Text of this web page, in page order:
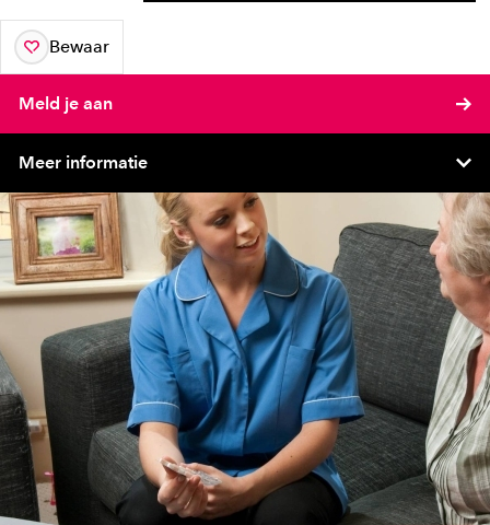
Bewaar
aan je favorieten
Meld je aan
Meer informatie